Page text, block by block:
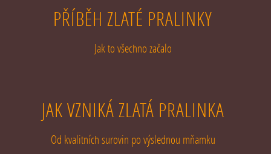
PŘÍBĚH ZLATÉ PRALINKY
Jak to všechno začalo
JAK VZNIKÁ ZLATÁ PRALINKA
Od kvalitních surovin po výslednou mňamku